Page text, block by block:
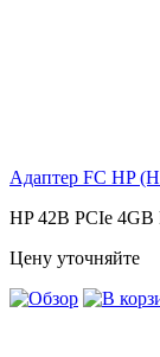
Адаптер FC HP
HP 42B PCIe 4GB
Цену уточняйте